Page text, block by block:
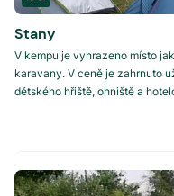
Stany
V kempu je vyhrazeno místo
karavany. V ceně je zahrnuto
dětského hřiště, ohniště a